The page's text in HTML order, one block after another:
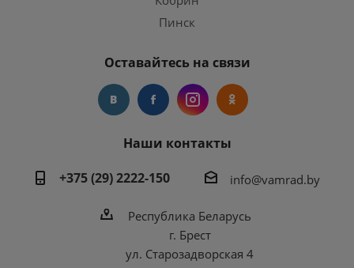
Пинск
Оставайтесь на связи
Наши контакты
+375 (29) 2222-150
info@vamrad.by
Республика Беларусь
г. Брест
ул. Старозадворская 4